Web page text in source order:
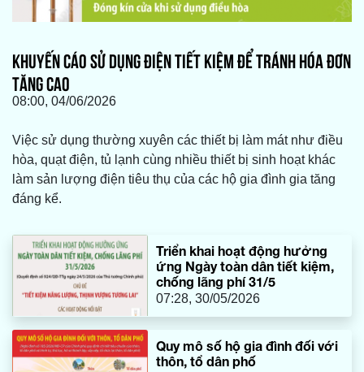
KHUYẾN CÁO SỬ DỤNG ĐIỆN TIẾT KIỆM ĐỂ TRÁNH HÓA ĐƠN
TĂNG CAO
08:00, 04/06/2026
Việc sử dụng thường xuyên các thiết bị làm mát như điều
hòa, quạt điện, tủ lạnh cùng nhiều thiết bị sinh hoạt khác
làm sản lượng điện tiêu thụ của các hộ gia đình gia tăng
đáng kể.
Triển khai hoạt động hưởng
ứng Ngày toàn dân tiết kiệm,
chống lãng phí 31/5
07:28, 30/05/2026
Quy mô số hộ gia đình đối với
thôn, tổ dân phố